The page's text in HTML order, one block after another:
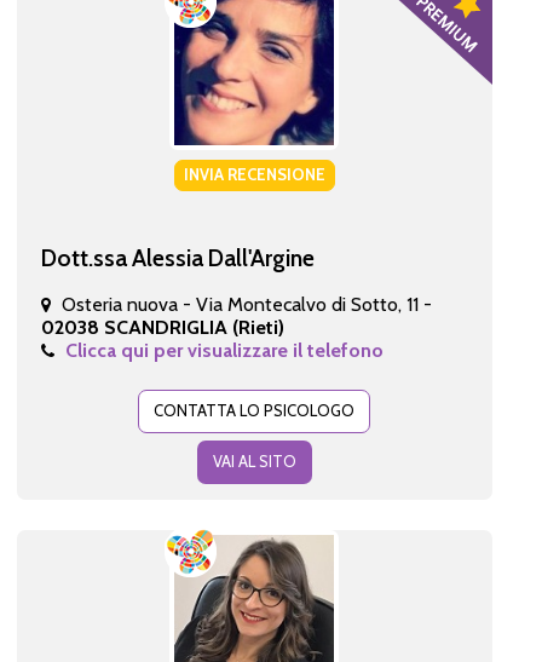
INVIA RECENSIONE
Dott.ssa Alessia Dall'Argine
Osteria nuova - Via Montecalvo di Sotto, 11 -
02038 SCANDRIGLIA (Rieti)
Clicca qui per visualizzare il telefono
CONTATTA LO PSICOLOGO
VAI AL SITO